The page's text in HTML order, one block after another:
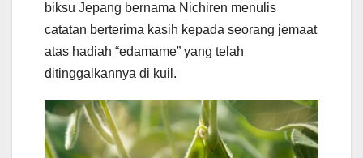
biksu Jepang bernama Nichiren menulis
catatan berterima kasih kepada seorang jemaat
atas hadiah “edamame” yang telah
ditinggalkannya di kuil.